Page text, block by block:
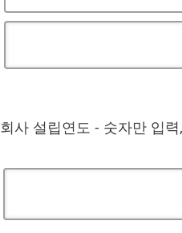
회사 설립연도 - 숫자만 입